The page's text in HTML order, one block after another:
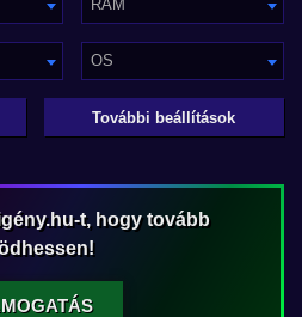
RAM
OS
További beállítások
t, hogy tovább